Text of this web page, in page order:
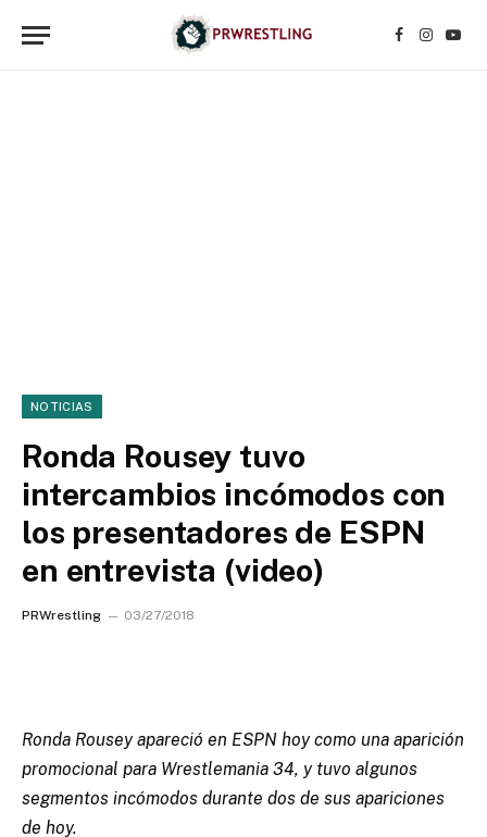
Facebook
NOTICIAS
Ronda Rousey tuvo
intercambios incómodos con
los presentadores de ESPN
en entrevista (video)
PRWrestling 03/27/2018
Ronda Rousey apareció en ESPN hoy como una aparición
promocional para Wrestlemania 34, y tuvo algunos
segmentos incómodos durante dos de sus apariciones
de hoy.